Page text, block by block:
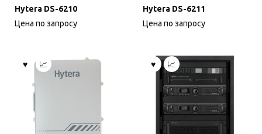
Hytera DS-6210
Цена по запросу
Hytera DS-6211
Цена по запросу